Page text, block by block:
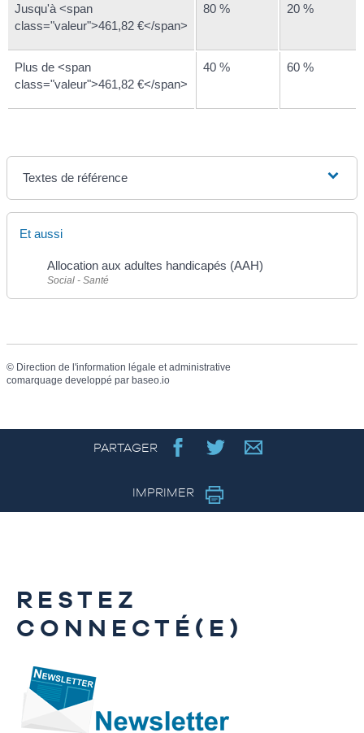
Jusqu'à <span
class="valeur">461,82 €</span>
80 % 20 %
Plus de <span
class="valeur">461,82 €</span>
40 % 60 %
Textes de référence
Et aussi
Allocation aux adultes handicapés (AAH)
Social - Santé
© Direction de l'information légale et administrative
comarquage developpé par baseo.io
PARTAGER
IMPRIMER
RESTEZ
CONNECTÉ(E)